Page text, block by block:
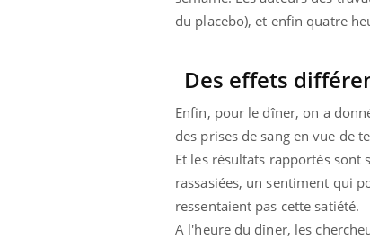
du placebo), et enfin quatre
Des effets
Enfin, pour le dîner, on a
des prises de sang en vue de
Et les résultats rapportés sont
rassasiées, un sentiment qui
ressentaient pas cette satiété.
A l'heure du dîner, les